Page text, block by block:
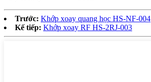
Trước: Khớp xoay quang học HS-NF-004
Kế tiếp: Khớp xoay RF HS-2RJ-003